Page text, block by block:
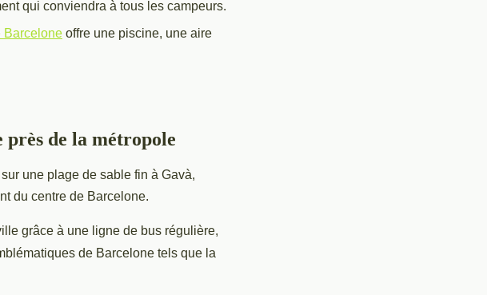
qui conviendra à tous les campeurs.
Barcelone offre une piscine, une aire
près de la métropole
une plage de sable fin à Gavà,
du centre de Barcelone.
grâce à une ligne de bus régulière,
de Barcelone tels que la